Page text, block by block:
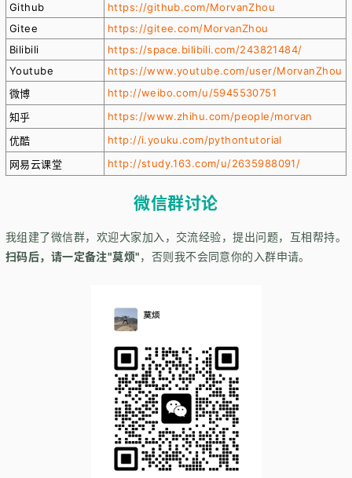
Github
https://github.com/MorvanZhou
Gitee
https://gitee.com/MorvanZhou
Bilibili
https://space.bilibili.com/243821484/
Youtube
https://www.youtube.com/user/MorvanZhou
微博
http://weibo.com/u/5945530751
知乎
https://www.zhihu.com/people/morvan
优酷
http://i.youku.com/pythontutorial
网易云课堂
http://study.163.com/u/2635988091/
微信群讨论
我组建了微信群，欢迎大家加入，交流经验，提出问题，互相帮持。
扫码后，请一定备注"莫烦"，否则我不会同意你的入群申请。